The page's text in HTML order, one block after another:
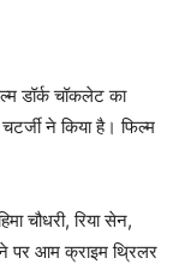
डॉर्क चॉकलेट का
ने किया है। फिल्‍म
चौधरी, रिया सेन,
पर आम क्राइम थ्रिलर